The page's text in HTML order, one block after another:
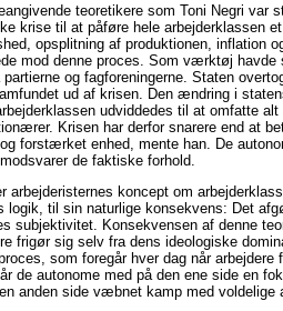
teoretikere som Toni Negri var
krise til at påføre hele arbejderklassen
opsplitning af produktionen, inflation
mod denne proces. Som værktøj
partierne og fagforeningerne. Staten
ud af krisen. Den ændring i
udviddedes til at omfatte
Krisen har derfor snarere end at
forstærket enhed, mente han. De
de faktiske forhold.
arbejderisternes koncept om
logik, til sin naturlige konsekvens: Det
subjektivitet. Konsekvensen af denne
frigør sig selv fra dens ideologiske
som foregår hver dag når
de autonome med på den ene side en
anden side væbnet kamp med voldelige